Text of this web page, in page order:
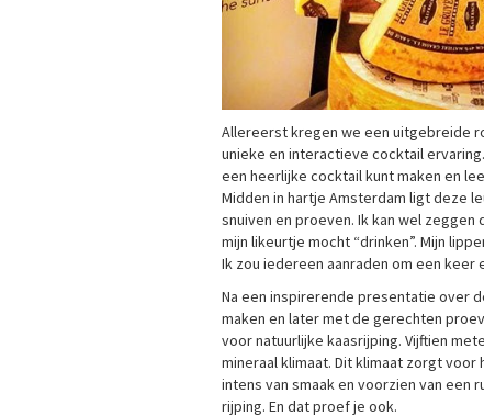
Allereerst kregen we een uitgebreide
unieke en interactieve cocktail
een heerlijke cocktail kunt maken en
Midden in hartje Amsterdam ligt deze
snuiven en proeven. Ik kan wel
mijn likeurtje mocht “drinken”. Mijn
Ik zou iedereen aanraden om een
Na een inspirerende presentatie over
maken en later met de gerechten
voor natuurlijke kaasrijping. Vijftien
mineraal klimaat. Dit klimaat zorgt voor
intens van smaak en voorzien van een
rijping. En dat proef je ook.